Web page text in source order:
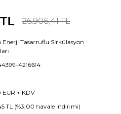
26.906,41 TL
Enerji Tasarruflu Sirkülasyon
4216614
+ KDV
TL (%3,00 havale indirimi)